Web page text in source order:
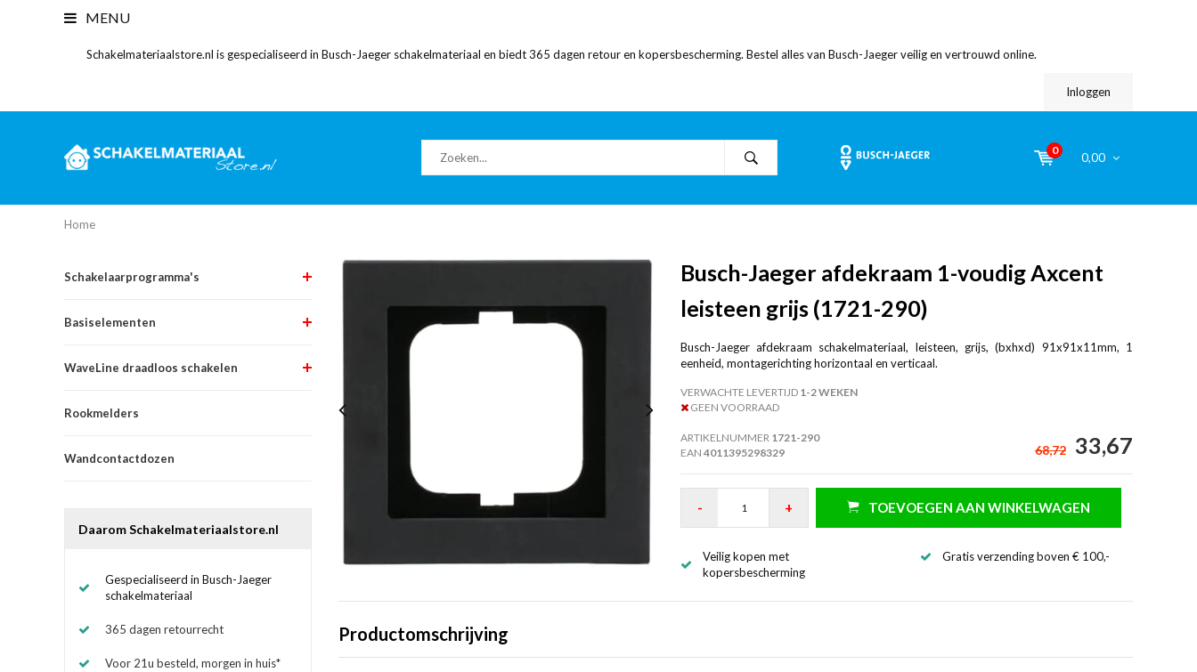
MENU
Schakelmateriaalstore.nl is gespecialiseerd in Busch-Jaeger schakelmateriaal en biedt 365 dagen retour en kopersbescherming. Bestel alles van Busch-Jaeger veilig en vertrouwd online.
Inloggen
0
0,00
Home
Schakelaarprogramma's
Basiselementen
WaveLine draadloos schakelen
Rookmelders
Wandcontactdozen
Daarom Schakelmateriaalstore.nl
Gespecialiseerd in Busch-Jaeger
schakelmateriaal
365 dagen retourrecht
Voor 21u besteld, morgen in huis*
Busch-Jaeger afdekraam 1-voudig Axcent
leisteen grijs (1721-290)
Busch-Jaeger afdekraam schakelmateriaal, leisteen, grijs, (bxhxd) 91x91x11mm, 1
eenheid, montagerichting horizontaal en verticaal.
VERWACHTE LEVERTIJD1-2 WEKEN
GEEN VOORRAAD
ARTIKELNUMMER 1721-290
EAN 4011395298329 68,72 33,67
- + TOEVOEGEN AAN WINKELWAGEN
Veilig kopen met
kopersbescherming
Gratis verzending boven € 100,-
Productomschrijving